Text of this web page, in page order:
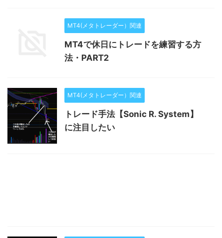
MT4(メタトレーダー）関連
MT4で休日にトレードを練習する方
法・PART2
MT4(メタトレーダー）関連
トレード手法【Sonic R. System】
に注目したい